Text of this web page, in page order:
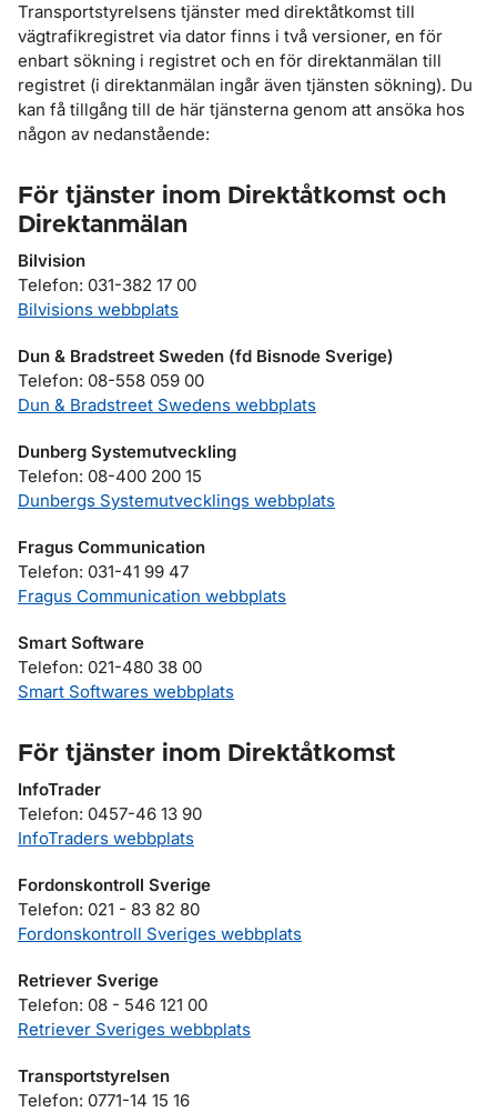
Transportstyrelsens tjänster med direktåtkomst till
vägtrafikregistret via dator finns i två versioner, en för
enbart sökning i registret och en för direktanmälan till
registret (i direktanmälan ingår även tjänsten sökning). Du
kan få tillgång till de här tjänsterna genom att ansöka hos
någon av nedanstående:
För tjänster inom Direktåtkomst och
Direktanmälan
Bilvision
Telefon: 031-382 17 00
Bilvisions webbplats
Dun & Bradstreet Sweden (fd Bisnode Sverige)
Telefon: 08-558 059 00
Dun & Bradstreet Swedens webbplats
Dunberg Systemutveckling
Telefon: 08-400 200 15
Dunbergs Systemutvecklings webbplats
Fragus Communication
Telefon: 031-41 99 47
Fragus Communication webbplats
Smart Software
Telefon: 021-480 38 00
Smart Softwares webbplats
För tjänster inom Direktåtkomst
InfoTrader
Telefon: 0457-46 13 90
InfoTraders webbplats
Fordonskontroll Sverige
Telefon: 021 - 83 82 80
Fordonskontroll Sveriges webbplats
Retriever Sverige
Telefon: 08 - 546 121 00
Retriever Sveriges webbplats
Transportstyrelsen
Telefon: 0771-14 15 16